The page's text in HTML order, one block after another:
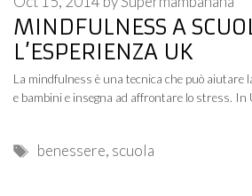
MINDFULNESS A
L’ESPERIENZA UK
La mindfulness è una tecnica che può aiutare
e bambini e insegna ad affrontare lo stress. In
Tags
benessere, scuola